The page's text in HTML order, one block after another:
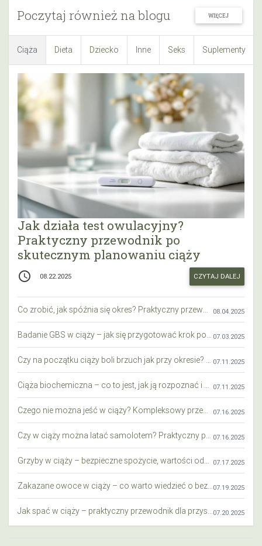
Poczytaj również na blogu WIĘCEJ
Ciąża Dieta Dziecko Inne Seks Suplementy
Jak działa test owulacyjny?
Praktyczny przewodnik po
skutecznym planowaniu ciąży
access_time 08.22.2025 CZYTAJ DALEJ
08.04.2025
07.03.2025
07.11.2025
07.11.2025
07.16.2025
07.16.2025
07.17.2025
07.19.2025
07.20.2025